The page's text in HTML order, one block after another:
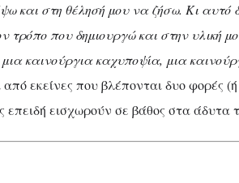
από το
και στη θέλησή μου να ζήσω. Κι αυτό
τρόπο που δημιουργώ και στην υλική
καινούργια καχυποψία, μια
από εκείνες που βλέπονται δυο φορές
επειδή εισχωρούν σε βάθος στα άδυτα